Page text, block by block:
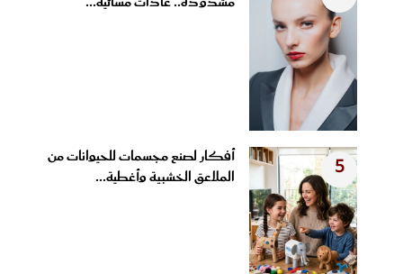
5
أفكار لصنع مجسمات للحيوانات من
الملاعق الخشبية وأغطية...